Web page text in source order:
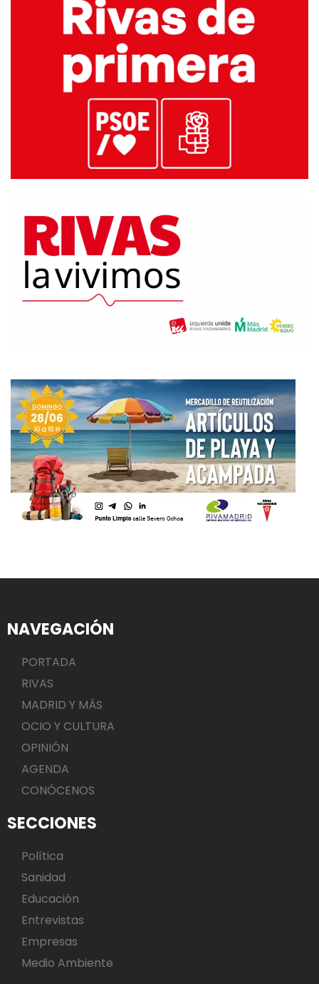
NAVEGACIÓN
PORTADA
RIVAS
MADRID Y MÁS
OCIO Y CULTURA
OPINIÓN
AGENDA
CONÓCENOS
SECCIONES
Política
Sanidad
Educación
Entrevistas
Empresas
Medio Ambiente